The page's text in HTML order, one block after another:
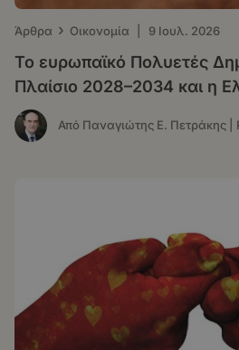
Άρθρα › Οικονομία 9 Ιουλ. 2026
Το ευρωπαϊκό Πολυετές
Πλαίσιο 2028–2034 και η
Από Παναγιώτης Ε. Πετράκης |